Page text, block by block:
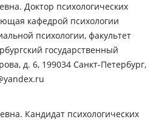
Доктор психологических
кафедрой психологии
психологии, факультет
государственный
д. 6, 199034 Санкт-Петербург,
Кандидат психологических